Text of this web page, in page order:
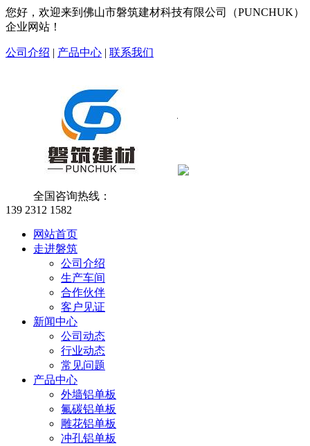
您好，欢迎来到佛山市磐筑建材科技有限公司（PUNCHUK）
企业网站！
公司介绍 | 产品中心 | 联系我们
全国咨询热线：
139 2312 1582
网站首页
走进磐筑
公司介绍
生产车间
合作伙伴
客户见证
新闻中心
公司动态
行业动态
常见问题
产品中心
外墙铝单板
氟碳铝单板
雕花铝单板
冲孔铝单板